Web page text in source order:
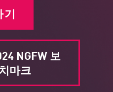
기
NGFW 보
마크